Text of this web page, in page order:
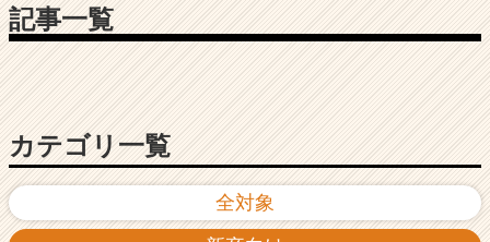
ト
サ
記事一覧
全対象
カテゴリ一覧